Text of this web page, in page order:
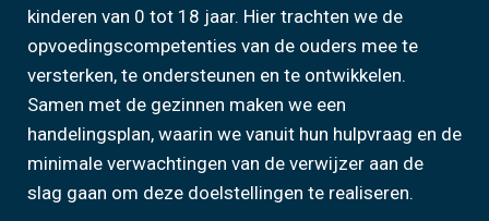
kinderen van 0 tot 18 jaar. Hier trachten we de
opvoedingscompetenties van de ouders mee te
versterken, te ondersteunen en te ontwikkelen.
Samen met de gezinnen maken we een
handelingsplan, waarin we vanuit hun hulpvraag en de
minimale verwachtingen van de verwijzer aan de
slag gaan om deze doelstellingen te realiseren.